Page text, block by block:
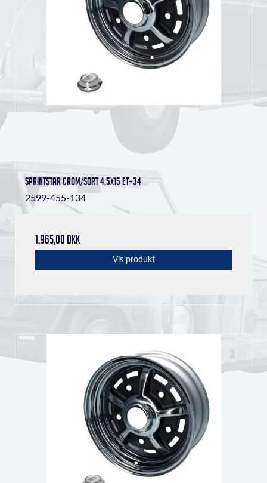
Sprintstar crom/sort 4,5x15 ET+34
2599-455-134
1.965,00 DKK
Vis produkt